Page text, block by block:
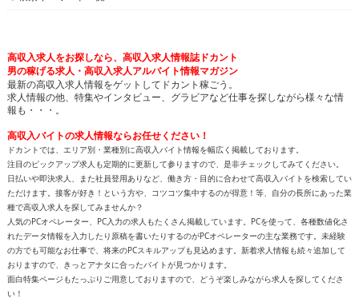
男の稼げる求人・高収入求人アルバイト情報マガジン
最新の高収入求人情報をゲットしてドカント稼ごう。
求人情報の他、特集やインタビュー、グラビアなど仕事を探しながら様々な情
報も・・・。
ドカントでは、エリア別・業種別に高収入バイト情報を幅広く掲載しております。
注目のピックアップ求人も定期的に更新して参りますので、是非チェックしてみてください。
日払いや即決求人、また社員登用ありなど、働き方・目的に合わせて高収入バイトを検索してい
ただけます。接客が好き！という方や、コツコツ集中するのが得意！等、自分の長所にあった業
種で高収入求人を探してみませんか？
人気のPCオペレーター、PC入力の求人もたくさん掲載しています。PCを使って、各種数値化さ
れたデータ情報を入力したり原稿を書いたりするのがPCオペレーターの主な業務です。未経験
の方でも可能なお仕事で、将来のPCスキルアップも見込めます。新着求人情報も続々追加して
おりますので、きっとアナタに合ったバイトが見つかります。
面白特集ページもたっぷりご用意しておりますので、どうぞ楽しみながら求人を探してくださ
い！
高収入バイトをお探しなら、日払いや即決求人を多数掲載している高収入求人情報誌ドカントへ